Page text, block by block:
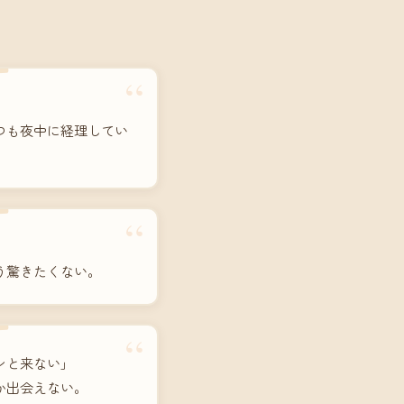
“
も夜中に経理してい
“
きたくない。
“
来ない」
会えない。